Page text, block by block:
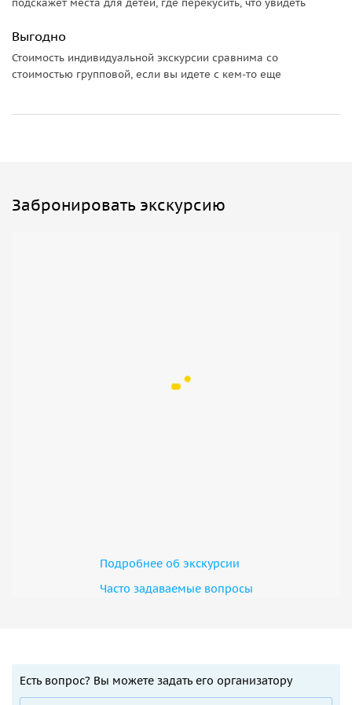
Выгодно
Стоимость индивидуальной экскурсии сравнима со
стоимостью групповой, если вы идете с кем-то еще
Забронировать экскурсию
Подробнее об экскурсии
Часто задаваемые вопросы
Есть вопрос? Вы можете задать его организатору